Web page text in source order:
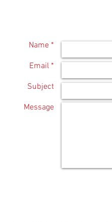
Name *
Email *
Subject
Message